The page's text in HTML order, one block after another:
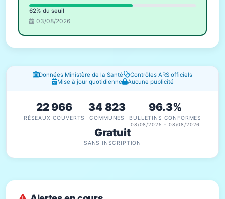
62% du seuil
03/08/2026
Fenêtres d'information
Données Ministère de la Santé
Contrôles ARS officiels
Mise à jour quotidienne
Aucune publicité
22 966
RÉSEAUX COUVERTS
34 823
COMMUNES
96.3%
BULLETINS CONFORMES
08/08/2025 – 08/08/2026
Gratuit
SANS INSCRIPTION